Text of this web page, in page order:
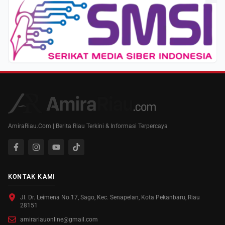
AmiraRiau.Com | Berita Riau Terkini & Informasi Terpercaya
KONTAK KAMI
Jl. Dr. Leimena No.17, Sago, Kec. Senapelan, Kota Pekanbaru, Riau
28151
amirariauonline@gmail.com